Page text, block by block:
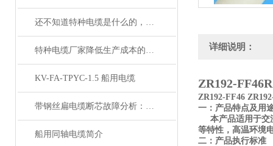
还不知道特种电缆是什么的，请看这里！
特种电缆厂家降低生产成本的合理手段
KV-FA-TPYC-1.5 船用电缆
带钢丝扁电缆断芯故障分析：从钢丝疲劳到导体断裂的连锁反应
船用同轴电缆简介
详细说明：
ZR192-
ZR192-FF46
一：产品特点及用
本产品适用于交
等特性，高温环境
二：产品执行标准